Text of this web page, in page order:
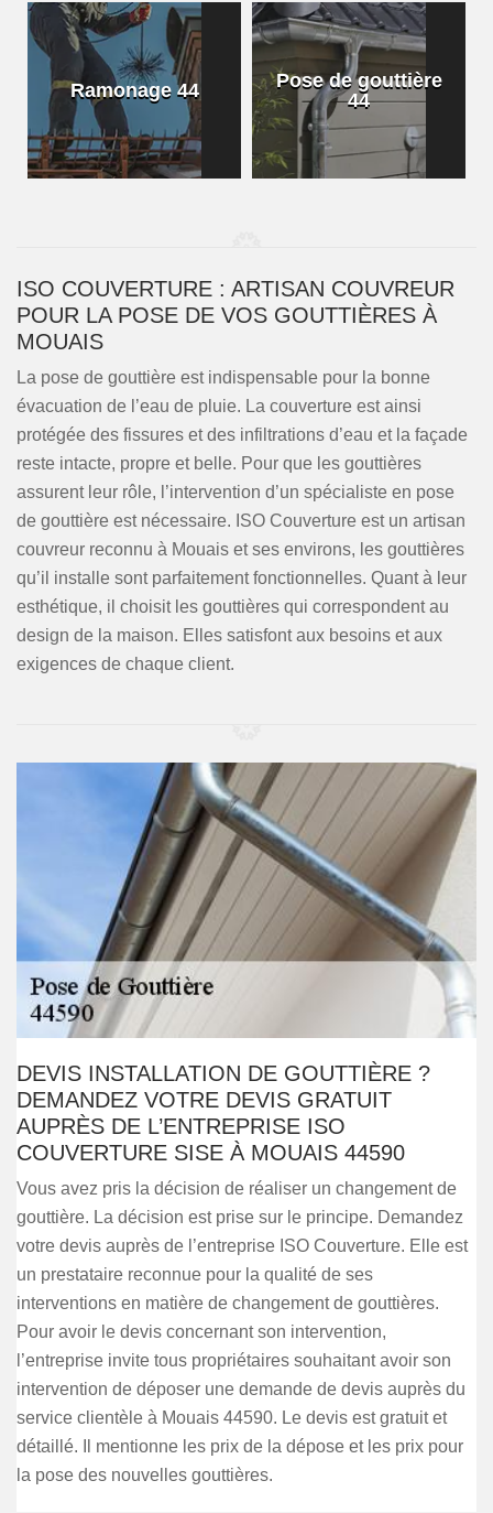
Ramonage 44
Pose de gouttière
44
ISO COUVERTURE : ARTISAN COUVREUR
POUR LA POSE DE VOS GOUTTIÈRES À
MOUAIS
La pose de gouttière est indispensable pour la bonne
évacuation de l’eau de pluie. La couverture est ainsi
protégée des fissures et des infiltrations d’eau et la façade
reste intacte, propre et belle. Pour que les gouttières
assurent leur rôle, l’intervention d’un spécialiste en pose
de gouttière est nécessaire. ISO Couverture est un artisan
couvreur reconnu à Mouais et ses environs, les gouttières
qu’il installe sont parfaitement fonctionnelles. Quant à leur
esthétique, il choisit les gouttières qui correspondent au
design de la maison. Elles satisfont aux besoins et aux
exigences de chaque client.
DEVIS INSTALLATION DE GOUTTIÈRE ?
DEMANDEZ VOTRE DEVIS GRATUIT
AUPRÈS DE L’ENTREPRISE ISO
COUVERTURE SISE À MOUAIS 44590
Vous avez pris la décision de réaliser un changement de
gouttière. La décision est prise sur le principe. Demandez
votre devis auprès de l’entreprise ISO Couverture. Elle est
un prestataire reconnue pour la qualité de ses
interventions en matière de changement de gouttières.
Pour avoir le devis concernant son intervention,
l’entreprise invite tous propriétaires souhaitant avoir son
intervention de déposer une demande de devis auprès du
service clientèle à Mouais 44590. Le devis est gratuit et
détaillé. Il mentionne les prix de la dépose et les prix pour
la pose des nouvelles gouttières.